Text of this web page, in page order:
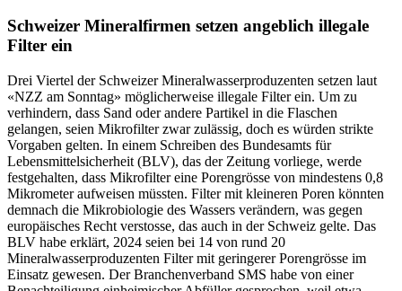
Schweizer Mineralfirmen setzen angeblich illegale
Filter ein
Drei Viertel der Schweizer Mineralwasserproduzenten setzen laut
«NZZ am Sonntag» möglicherweise illegale Filter ein. Um zu
verhindern, dass Sand oder andere Partikel in die Flaschen
gelangen, seien Mikrofilter zwar zulässig, doch es würden strikte
Vorgaben gelten. In einem Schreiben des Bundesamts für
Lebensmittelsicherheit (BLV), das der Zeitung vorliege, werde
festgehalten, dass Mikrofilter eine Porengrösse von mindestens 0,8
Mikrometer aufweisen müssten. Filter mit kleineren Poren könnten
demnach die Mikrobiologie des Wassers verändern, was gegen
europäisches Recht verstosse, das auch in der Schweiz gelte. Das
BLV habe erklärt, 2024 seien bei 14 von rund 20
Mineralwasserproduzenten Filter mit geringerer Porengrösse im
Einsatz gewesen. Der Branchenverband SMS habe von einer